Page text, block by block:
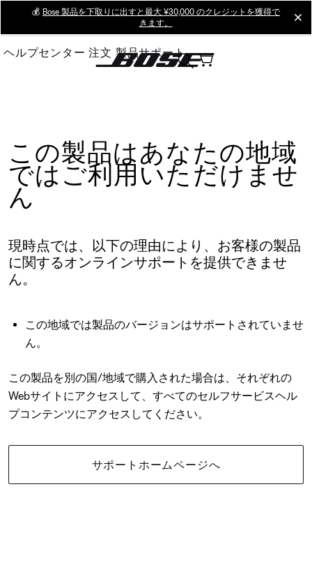
Main
💰 Bose 製品を下取りに出すと最大 ¥30,000 のクレジットを獲得で
きます。
ヘルプセンター 注文 製品サポート
この製品はあなたの地域
ではご利用いただけませ
ん
現時点では、以下の理由により、お客様の製品
に関するオンラインサポートを提供できませ
ん。
この地域では製品のバージョンはサポートされていませ
ん。
この製品を別の国/地域で購入された場合は、それぞれの
Webサイトにアクセスして、すべてのセルフサービスヘル
プコンテンツにアクセスしてください。
サポートホームページへ